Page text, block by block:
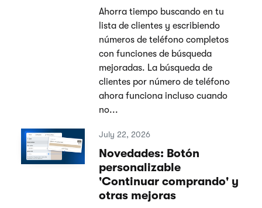
Ahorra tiempo buscando en tu
lista de clientes y escribiendo
números de teléfono completos
con funciones de búsqueda
mejoradas. La búsqueda de
clientes por número de teléfono
ahora funciona incluso cuando
no...
July 22, 2026
Novedades: Botón
personalizable
'Continuar comprando' y
otras mejoras